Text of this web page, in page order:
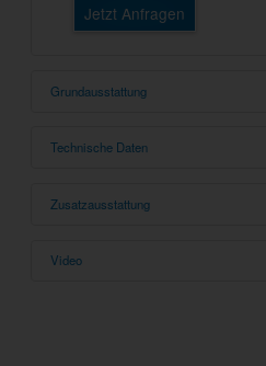
Jetzt Anfragen
Grundausstattung
Technische Daten
Zusatzausstattung
Video